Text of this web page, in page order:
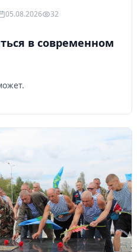
05.08.2026 32
в современном